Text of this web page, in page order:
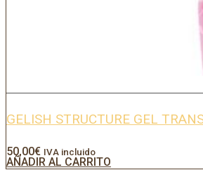
GELISH STRUCTURE GEL
50,00€ IVA incluido
AÑADIR AL CARRITO